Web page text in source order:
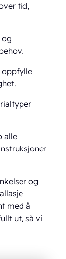
tid,
og
oppfylle
alle
og
med å
ut, så vi